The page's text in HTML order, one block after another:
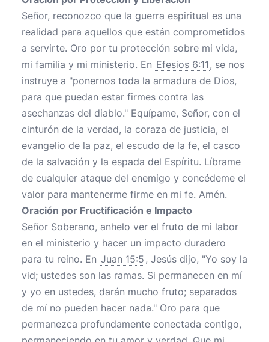
Señor, reconozco que la guerra espiritual es una
realidad para aquellos que están comprometidos
a servirte. Oro por tu protección sobre mi vida,
mi familia y mi ministerio. En Efesios 6:11, se nos
instruye a "ponernos toda la armadura de Dios,
para que puedan estar firmes contra las
asechanzas del diablo." Equípame, Señor, con el
cinturón de la verdad, la coraza de justicia, el
evangelio de la paz, el escudo de la fe, el casco
de la salvación y la espada del Espíritu. Líbrame
de cualquier ataque del enemigo y concédeme el
valor para mantenerme firme en mi fe. Amén.
Oración por Fructificación e Impacto
Señor Soberano, anhelo ver el fruto de mi labor
en el ministerio y hacer un impacto duradero
para tu reino. En Juan 15:5 , Jesús dijo, "Yo soy la
vid; ustedes son las ramas. Si permanecen en mí
y yo en ustedes, darán mucho fruto; separados
de mí no pueden hacer nada." Oro para que
permanezca profundamente conectada contigo,